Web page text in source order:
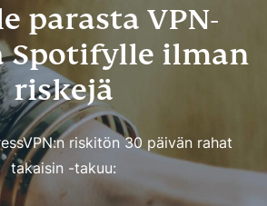
parasta VPN-
Spotifylle ilman
riskejä
riskitön 30 päivän rahat
takaisin -takuu: